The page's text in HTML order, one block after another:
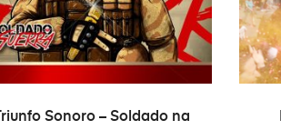
ADICIONAR
Triunfo Sonoro – Soldado na